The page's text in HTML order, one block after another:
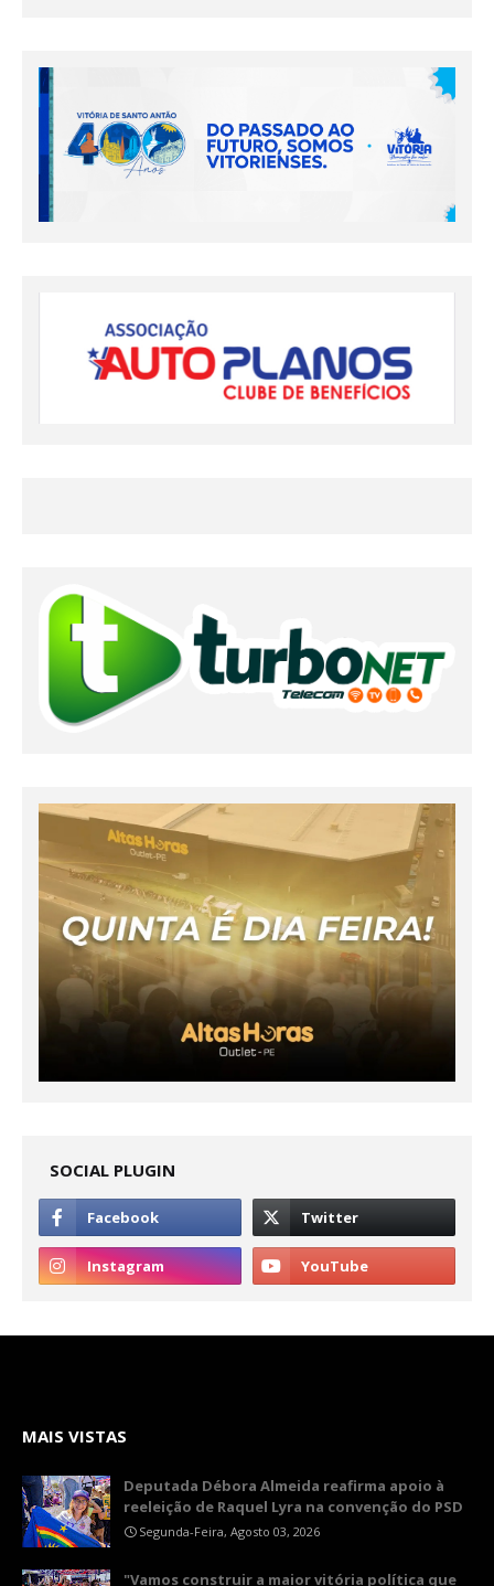
SOCIAL PLUGIN
MAIS VISTAS
Deputada Débora Almeida reafirma apoio à
reeleição de Raquel Lyra na convenção do PSD
Segunda-Feira, Agosto 03, 2026
"Vamos construir a maior vitória política que